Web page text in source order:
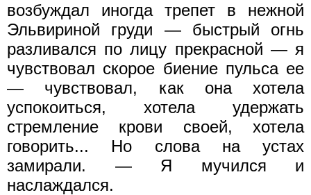
возбуждал иногда трепет в нежной
Эльвириной груди — быстрый огнь
разливался по лицу прекрасной — я
чувствовал скорое биение пульса ее
— чувствовал, как она хотела
успокоиться, хотела удержать
стремление крови своей, хотела
говорить... Но слова на устах
замирали. — Я мучился и
наслаждался.